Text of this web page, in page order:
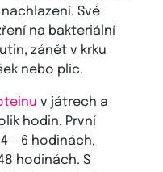
Své
na bakteriální
zánět v krku
nebo plic.
v játrech a
hodin. První
– 6 hodinách,
hodinách. S